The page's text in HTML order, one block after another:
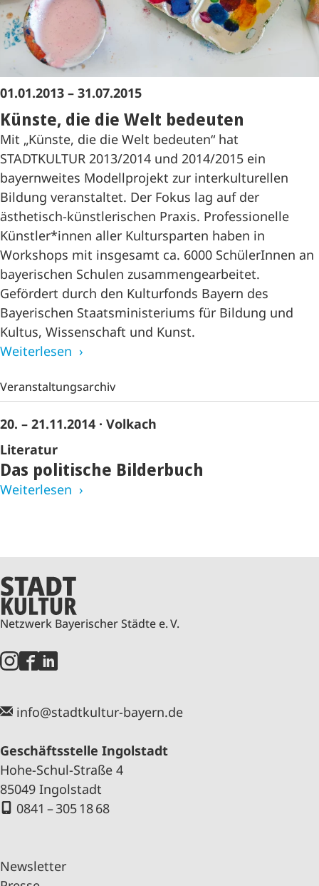
01.01.2013 – 31.07.2015
Künste, die die Welt bedeuten
Mit „Künste, die die Welt bedeuten“ hat
STADTKULTUR 2013/2014 und 2014/2015 ein
bayernweites Modellprojekt zur interkulturellen
Bildung veranstaltet. Der Fokus lag auf der
ästhetisch-künstlerischen Praxis. Professionelle
Künstler*innen aller Kultursparten haben in
Workshops mit insgesamt ca. 6000 SchülerInnen an
bayerischen Schulen zusammengearbeitet.
Gefördert durch den Kulturfonds Bayern des
Bayerischen Staatsministeriums für Bildung und
Kultus, Wissenschaft und Kunst.
Weiterlesen
Veranstaltungsarchiv
20. – 21.11.2014 · Volkach
Literatur
Das politische Bilderbuch
Weiterlesen
Netzwerk Bayerischer Städte e. V.
info@stadtkultur-bayern.de
Geschäftsstelle Ingolstadt
Hohe-Schul-Straße 4
85049 Ingolstadt
0841 – 305 18 68
Newsletter